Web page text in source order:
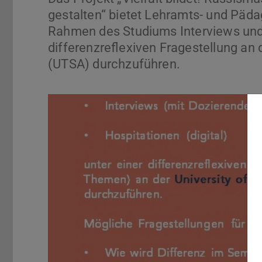
gestalten“ bietet Lehramts- und
Rahmen des Studiums Interviews
differenzreflexiven Fragestellung an
(UTSA) durchzuführen.